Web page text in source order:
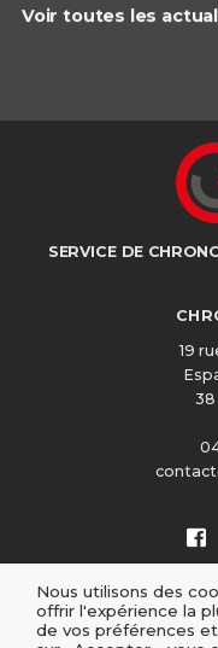
Voir toutes les
SERVICE DE
19
38
Nous utilisons des
offrir l'expérience la
de vos préférences